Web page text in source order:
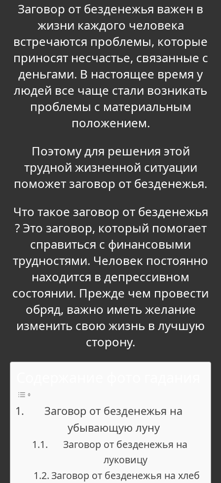
Заговор от безденежья важен в
жизни каждого человека
встречаются проблемы, которые
приносят несчастье, связанные с
деньгами. В настоящее время у
людей все чаще стали возникать
проблемы с материальным
положением.
Поэтому для решения этой
трудной жизненной ситуации
поможет заговор от безденежья.
Что такое заговор от безденежья
? Это заговор, который помогает
справиться с финансовыми
трудностями. Человек постоянно
находится в депрессивном
состоянии. Прежде чем провести
обряд, важно иметь желание
изменить свою жизнь в лучшую
сторону.
Заговор от безденежья на
убывающую луну
Заговор от безденежья на
луковицу
Заговор от безденежья на хлеб